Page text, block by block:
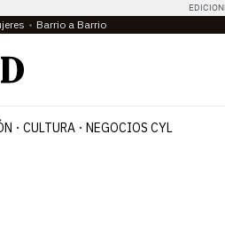
Barrio a Barrio
CULTURA NEGOCIOS CYL